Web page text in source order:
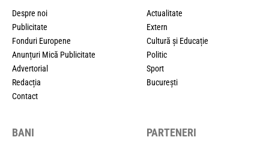
Despre noi
Publicitate
Fonduri Europene
Anunțuri Mică Publicitate
Advertorial
Redacția
Contact
Actualitate
Extern
Cultură și Educație
Politic
Sport
București
BANI PARTENERI